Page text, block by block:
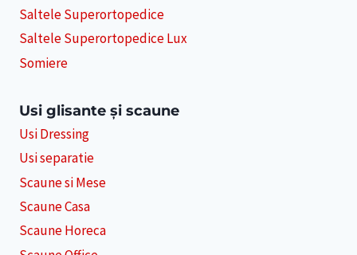
Saltele Superortopedice
Saltele Superortopedice Lux
Somiere
Usi glisante și scaune
Usi Dressing
Usi separatie
Scaune si Mese
Scaune Casa
Scaune Horeca